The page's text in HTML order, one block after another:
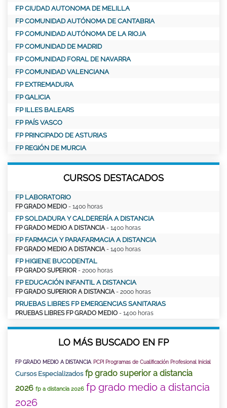
FP CIUDAD AUTONOMA DE MELILLA
FP COMUNIDAD AUTÓNOMA DE CANTABRIA
FP COMUNIDAD AUTÓNOMA DE LA RIOJA
FP COMUNIDAD DE MADRID
FP COMUNIDAD FORAL DE NAVARRA
FP COMUNIDAD VALENCIANA
FP EXTREMADURA
FP GALICIA
FP ILLES BALEARS
FP PAÍS VASCO
FP PRINCIPADO DE ASTURIAS
FP REGIÓN DE MURCIA
CURSOS DESTACADOS
FP LABORATORIO
FP GRADO MEDIO - 1400 horas
FP SOLDADURA Y CALDERERÍA A DISTANCIA
FP GRADO MEDIO A DISTANCIA - 1400 horas
FP FARMACIA Y PARAFARMACIA A DISTANCIA
FP GRADO MEDIO A DISTANCIA - 1400 horas
FP HIGIENE BUCODENTAL
FP GRADO SUPERIOR - 2000 horas
FP EDUCACIÓN INFANTIL A DISTANCIA
FP GRADO SUPERIOR A DISTANCIA - 2000 horas
PRUEBAS LIBRES FP EMERGENCIAS SANITARIAS
PRUEBAS LIBRES FP GRADO MEDIO - 1400 horas
LO MÁS BUSCADO EN FP
FP GRADO MEDIO A DISTANCIA PCPI Programas de Cualificación Profesional Inicial
Cursos Especializados fp grado superior a distancia
2026 fp a distancia 2026 fp grado medio a distancia
2026